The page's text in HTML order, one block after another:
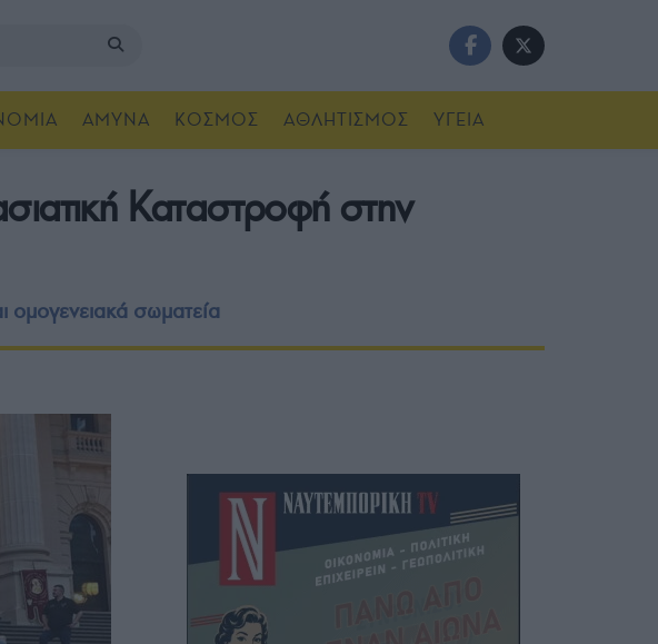
ΑΜΥΝΑ ΚΟΣΜΟΣ ΑΘΛΗΤΙΣΜΟΣ ΥΓΕΙΑ
Καταστροφή στην
ομογενειακά σωματεία